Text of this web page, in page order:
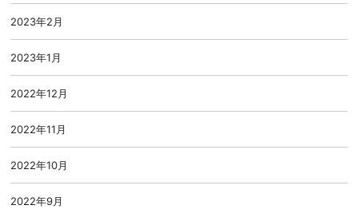
2023年2月
2023年1月
2022年12月
2022年11月
2022年10月
2022年9月